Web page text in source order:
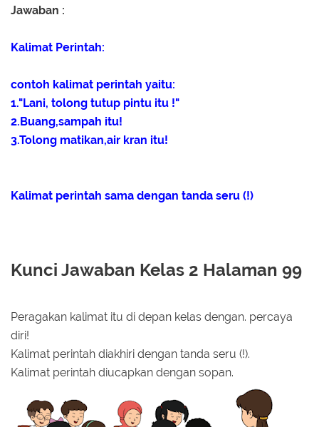
Jawaban :
Kalimat Perintah:
contoh kalimat perintah yaitu:
1."Lani, tolong tutup pintu itu !"
2.Buang,sampah itu!
3.Tolong matikan,air kran itu!
Kalimat perintah sama dengan tanda seru (!)
Kunci Jawaban Kelas 2 Halaman 99
Peragakan kalimat itu di depan kelas dengan. percaya
diri!
Kalimat perintah diakhiri dengan tanda seru (!).
Kalimat perintah diucapkan dengan sopan.